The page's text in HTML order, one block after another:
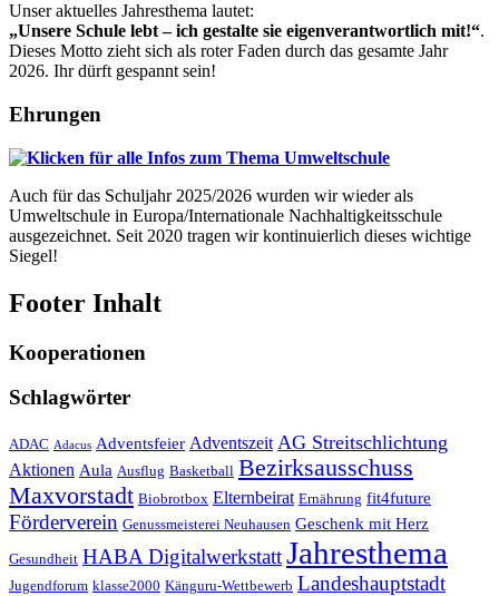
Unser aktuelles Jahresthema lautet:
„Unsere Schule lebt – ich gestalte sie eigenverantwortlich mit!“.
Dieses Motto zieht sich als roter Faden durch das gesamte Jahr
2026. Ihr dürft gespannt sein!
Ehrungen
Auch für das Schuljahr 2025/2026 wurden wir wieder als
Umweltschule in Europa/Internationale Nachhaltigkeitsschule
ausgezeichnet. Seit 2020 tragen wir kontinuierlich dieses wichtige
Siegel!
Footer Inhalt
Kooperationen
Schlagwörter
ADAC Adacus Adventsfeier Adventszeit AG Streitschlichtung
Aktionen Aula Ausflug Basketball Bezirksausschuss
Maxvorstadt Biobrotbox Elternbeirat Ernährung fit4future
Förderverein Genussmeisterei Neuhausen Geschenk mit Herz
Gesundheit HABA DigitalwerkstattJahresthema
Jugendforum klasse2000 Känguru-Wettbewerb Landeshauptstadt